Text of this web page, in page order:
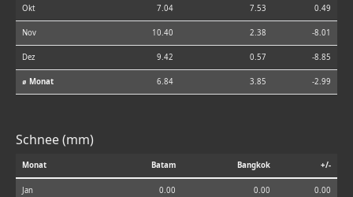
Okt 7.04 7.53 0.49
Nov 10.40 2.38 -8.01
Dez 9.42 0.57 -8.85
⌀ Monat 6.84 3.85 -2.99
Schnee (mm)
Monat Batam Bangkok +/-
Jan 0.00 0.00 0.00